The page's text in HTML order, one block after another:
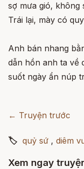
sợ mưa gió, không
Trái lại, mày có
Anh bán nhang
dẫn hồn anh ta về
suốt ngày ẩn núp
← Truyện trước
🏷 quỷ sứ , diêm
Xem ngay